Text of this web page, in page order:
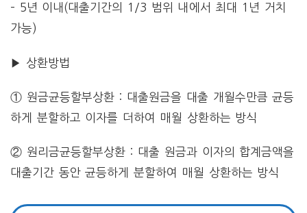
– 5년 이내(대출기간의 1/3 범위 내에서 최대 1년 거치
가능)
▶ 상환방법
① 원금균등할부상환 : 대출원금을 대출 개월수만큼 균등
하게 분할하고 이자를 더하여 매월 상환하는 방식
② 원리금균등할부상환 : 대출 원금과 이자의 합계금액을
대출기간 동안 균등하게 분할하여 매월 상환하는 방식